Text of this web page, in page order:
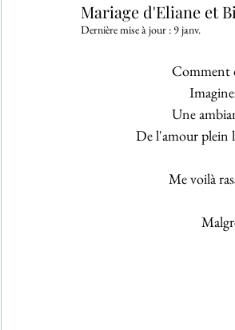
Mariage d'Eliane et
Dernière mise à jour : 9 janv.
Comment
Une
De l'amour plein
Me voilà